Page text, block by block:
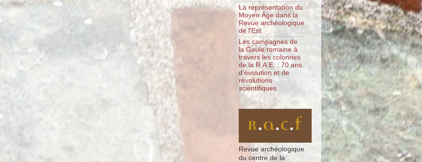
La représentation du
Moyen Âge dans la
Revue archéologique
de l’Est
Les campagnes de
la Gaule romaine à
travers les colonnes
de la R.A.E. : 70 ans
d’évolution et de
révolutions
scientifiques
Revue archéologique
du centre de la